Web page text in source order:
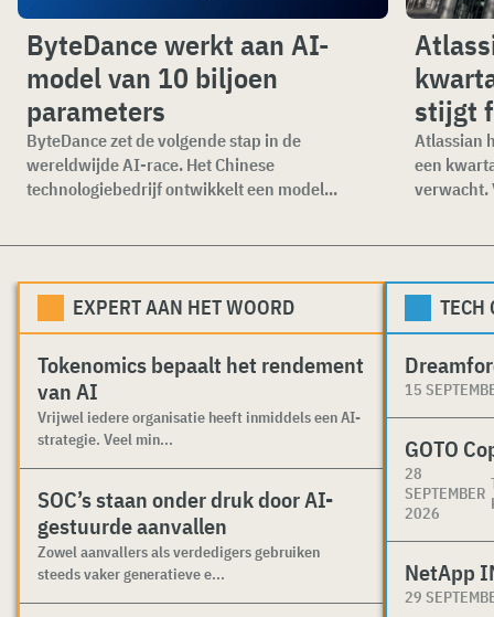
ByteDance werkt aan AI-
model van 10 biljoen
parameters
ByteDance zet de volgende stap in de
wereldwijde AI-race. Het Chinese
technologiebedrijf ontwikkelt een model...
stijgt
Atlassian
een
verwacht.
EXPERT AAN HET WOORD
Tokenomics bepaalt het rendement
van AI
Vrijwel iedere organisatie heeft inmiddels een AI-
strategie. Veel min...
SOC’s staan onder druk door AI-
gestuurde aanvallen
Zowel aanvallers als verdedigers gebruiken
steeds vaker generatieve e...
TECH
15
GOTO
28
SEPTEMBER
2026
NetApp
29